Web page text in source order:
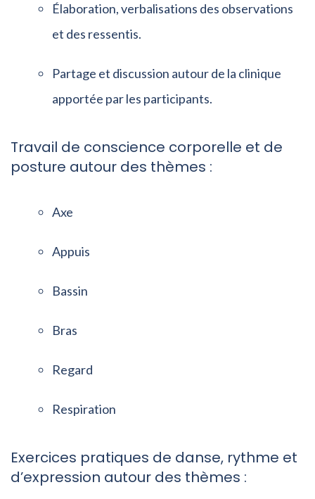
Élaboration, verbalisations des observations
et des ressentis.
Partage et discussion autour de la clinique
apportée par les participants.
Travail de conscience corporelle et de
posture autour des thèmes :
Axe
Appuis
Bassin
Bras
Regard
Respiration
Exercices pratiques de danse, rythme et
d’expression autour des thèmes :